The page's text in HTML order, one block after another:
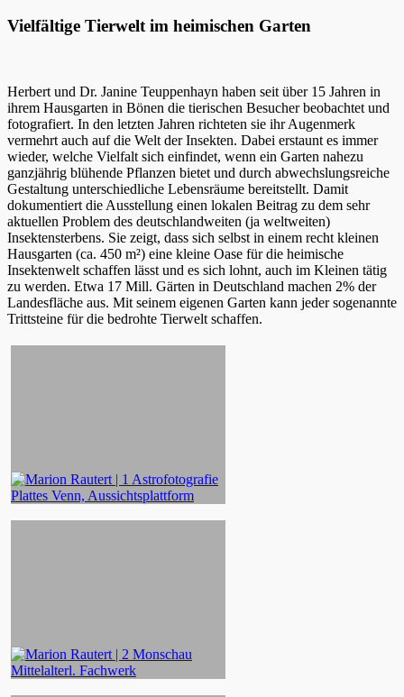
Vielfältige Tierwelt im heimischen Garten
Herbert und Dr. Janine Teuppenhayn haben seit über 15 Jahren in
ihrem Hausgarten in Bönen die tierischen Besucher beobachtet und
fotografiert. In den letzten Jahren richteten sie ihr Augenmerk
vermehrt auch auf die Welt der Insekten. Dabei erstaunt es immer
wieder, welche Vielfalt sich einfindet, wenn ein Garten nahezu
ganzjährig blühende Pflanzen bietet und durch abwechslungsreiche
Gestaltung unterschiedliche Lebensräume bereitstellt. Damit
dokumentiert die Ausstellung einen lokalen Beitrag zu dem sehr
aktuellen Problem des deutschlandweiten (ja weltweiten)
Insektensterbens. Sie zeigt, dass sich selbst in einem recht kleinen
Hausgarten (ca. 450 m²) eine kleine Oase für die heimische
Insektenwelt schaffen lässt und es sich lohnt, auch im Kleinen tätig
zu werden. Etwa 17 Mill. Gärten in Deutschland machen 2% der
Landesfläche aus. Mit seinem eigenen Garten kann jeder sogenannte
Trittsteine für die bedrohte Tierwelt schaffen.